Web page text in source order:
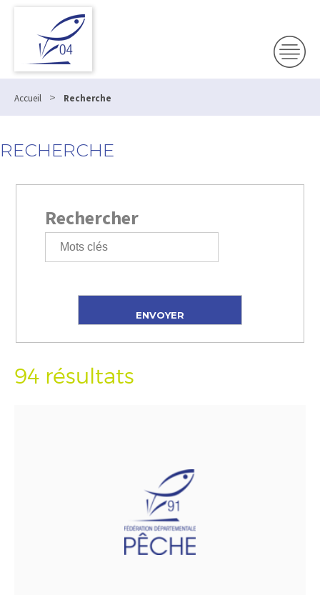
Accueil > Recherche
RECHERCHE
Rechercher
94 résultats